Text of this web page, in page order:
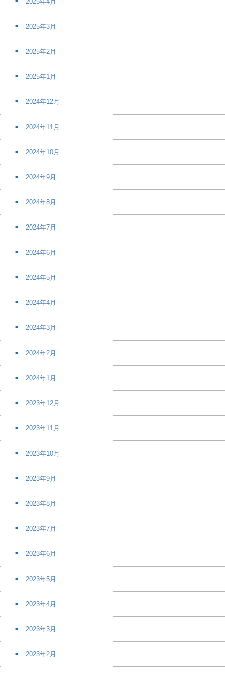
2025年3月
2025年2月
2025年1月
2024年12月
2024年11月
2024年10月
2024年9月
2024年8月
2024年7月
2024年6月
2024年5月
2024年4月
2024年3月
2024年2月
2024年1月
2023年12月
2023年11月
2023年10月
2023年9月
2023年8月
2023年7月
2023年6月
2023年5月
2023年4月
2023年3月
2023年2月